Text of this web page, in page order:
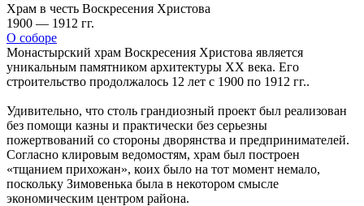
Храм в честь Воскресения Христова
1900 — 1912 гг.
О соборе
Монастырский храм Воскресения Христова является
уникальным памятником архитектуры XX века. Его
строительство продолжалось 12 лет с 1900 по 1912 гг..
Удивительно, что столь грандиозный проект был реализован
без помощи казны и практически без серьезны
пожертвований со стороны дворянства и предпринимателей.
Согласно клировым ведомостям, храм был построен
«тщанием прихожан», коих было на тот момент немало,
поскольку Зимовенька была в некотором смысле
экономическим центром района.